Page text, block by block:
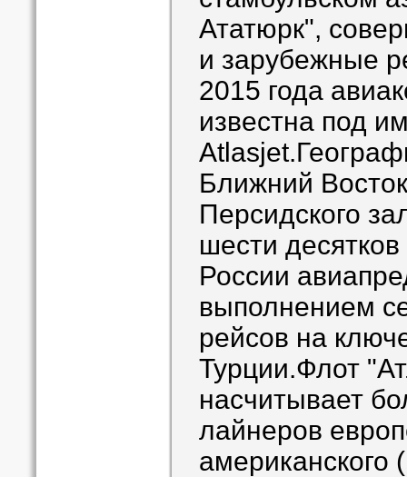
Ататюрк",
и зарубежные
2015 года
известна под
Ближний
Персидского
шести
России
выполнением
рейсов на
Турции.Флот
насчитывает
лайнеров
американского